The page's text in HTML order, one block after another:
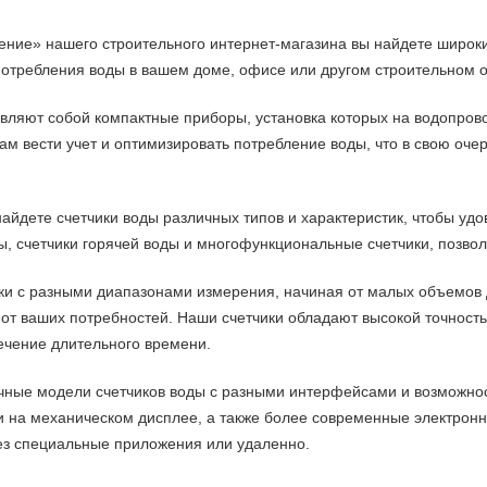
нашего строительного интернет-магазина вы найдете
воды в вашем доме, офисе или другом строительном
собой компактные приборы, установка которых на
вести учет и оптимизировать потребление воды, что в свою
счетчики воды различных типов и характеристик, чтобы
счетчики горячей воды и многофункциональные счетчики,
с разными диапазонами измерения, начиная от малых
ваших потребностей. Наши счетчики обладают высокой
длительного времени.
модели счетчиков воды с разными интерфейсами и
на механическом дисплее, а также более современные
специальные приложения или удаленно.